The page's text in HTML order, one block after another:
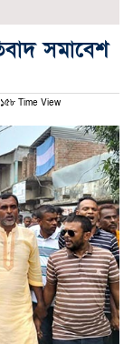
সমাবেশ
Time View